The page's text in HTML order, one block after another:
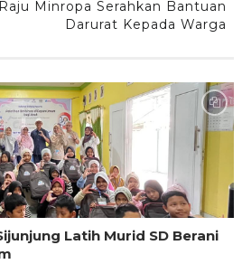
Minropa Serahkan Bantuan
Darurat Kepada Warga
Latih Murid SD Berani